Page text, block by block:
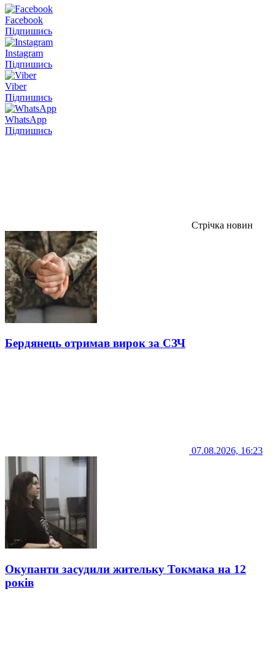
Facebook
Підпишись
Instagram
Підпишись
Viber
Підпишись
WhatsApp
Підпишись
Стрічка новин
Бердянець отримав вирок за СЗЧ
07.08.2026, 16:23
Окупанти засудили жительку Токмака на 12
років